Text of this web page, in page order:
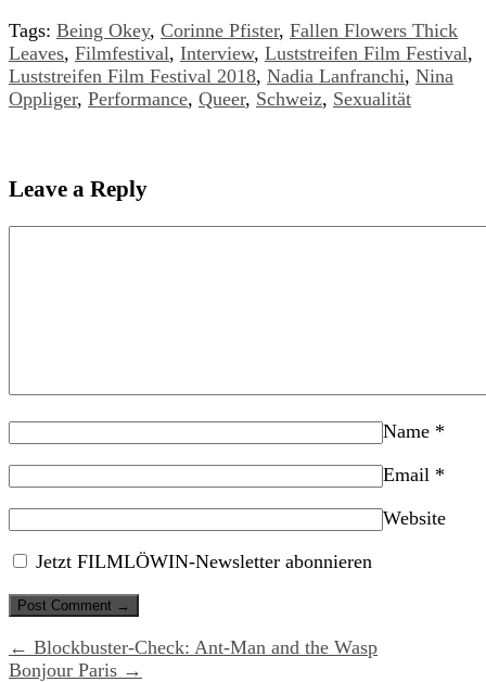
Tags: Being Okey, Corinne Pfister, Fallen Flowers Thick
Leaves, Filmfestival, Interview, Luststreifen Film Festival,
Luststreifen Film Festival 2018, Nadia Lanfranchi, Nina
Oppliger, Performance, Queer, Schweiz, Sexualität
Leave a Reply
Name *
Email *
Website
Jetzt FILMLÖWIN-Newsletter abonnieren
← Blockbuster-Check: Ant-Man and the Wasp
Bonjour Paris →